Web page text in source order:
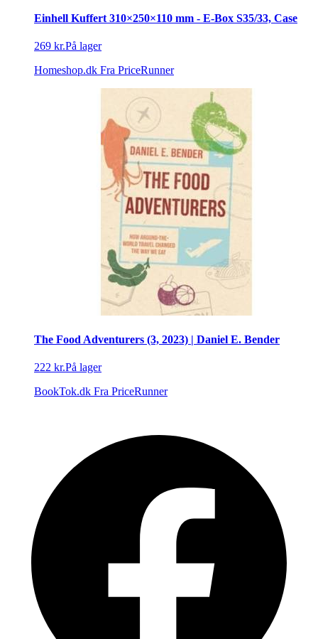
Einhell Kuffert 310×250×110 mm - E-Box S35/33, Case
269 kr.På lager
Homeshop.dk Fra PriceRunner
The Food Adventurers (3, 2023) | Daniel E. Bender
222 kr.På lager
BookTok.dk Fra PriceRunner